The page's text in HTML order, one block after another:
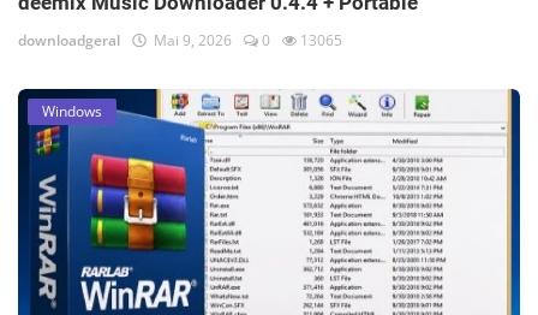
downloadgeral Mai 9, 2026 0 13065
Windows